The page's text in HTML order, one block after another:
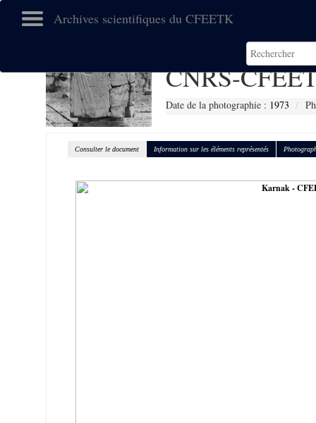
Archives scientifiques du CFEETK
CNRS-
Date de la photographie : 1973
Consulter le document Information sur les éléments représentés